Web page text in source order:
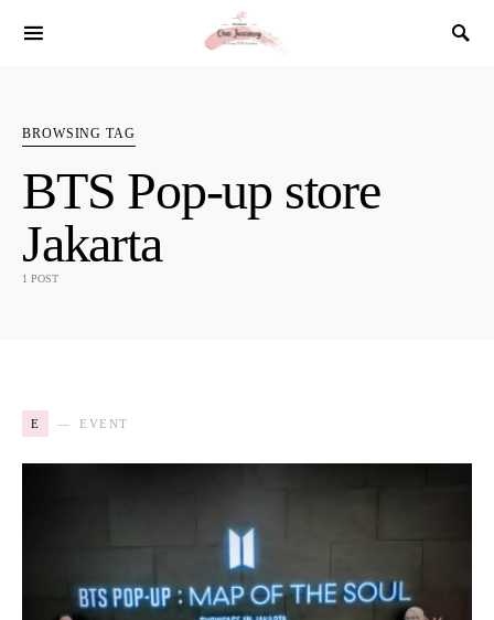
SEARCH FOR:
BROWSING TAG
BTS Pop-up store
Jakarta
1 POST
E EVENT